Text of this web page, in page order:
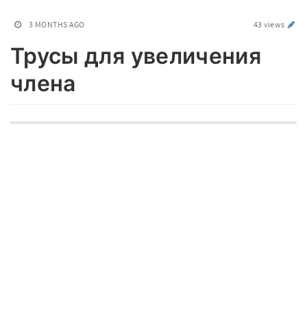
3 MONTHS AGO 43 views
Трусы для увеличения
члена